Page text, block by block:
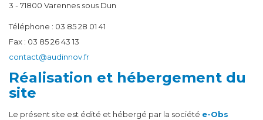
3 - 71800 Varennes sous Dun
​Téléphone : 03 85 28 01 41
Fax : 03 85 26 43 13
contact@audinnov.fr
Réalisation et hébergement du
site
Le présent site est édité et hébergé par la société e-Obs